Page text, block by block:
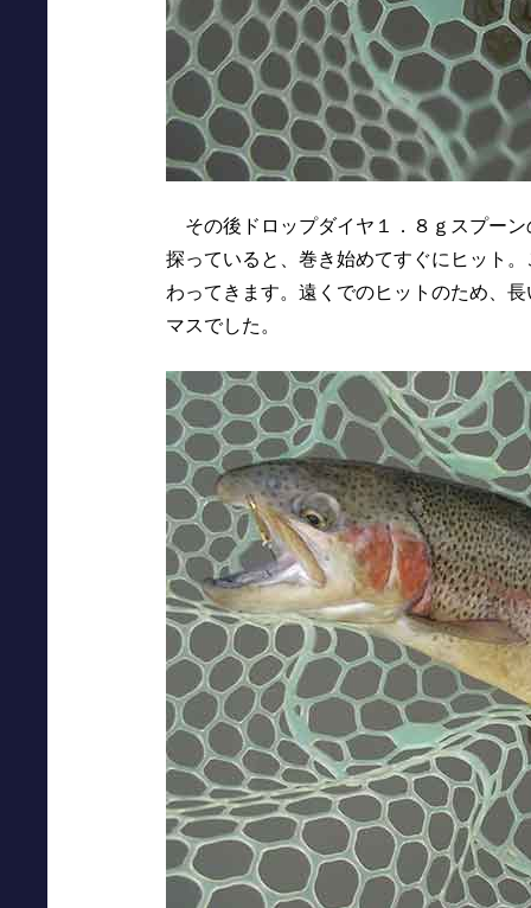
その後ドロップダイヤ１．８ｇスプー
探っていると、巻き始めてすぐにヒット
わってきます。遠くでのヒットのため、
マスでした。